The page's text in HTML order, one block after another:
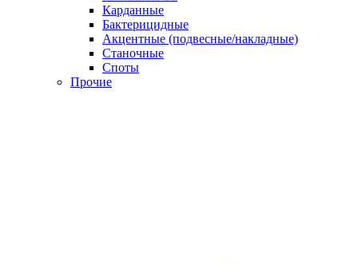
Карданные
Бактерицидные
Акцентные (подвесные/накладные)
Станочные
Споты
Прочие